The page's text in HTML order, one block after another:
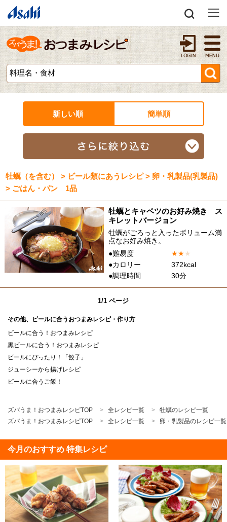
新しい順 簡単順
牡蠣（を含む） > ビール類にあうレシピ > 卵・乳製品(乳製品)
> ごはん・パン 1品
牡蠣とキャベツのお好み焼き ス
キレットバージョン
牡蠣がごろっと入ったボリューム満
点なお好み焼き。
●難易度
★★★
●カロリー
372kcal
●調理時間
30分
1/1 ページ
その他、ビールに合うおつまみレシピ・作り方
ビールに合う！おつまみレシピ
黒ビールに合う！おつまみレシピ
ビールにぴったり！「餃子」
ジューシーから揚げレシピ
ビールに合うご飯！
ズバうま！おつまみレシピTOP 全レシピ一覧
牡蠣のレシピ一覧
ズバうま！おつまみレシピTOP
全レシピ一覧 卵・乳製品のレシピ一覧
今月のおすすめ 特集レシピ